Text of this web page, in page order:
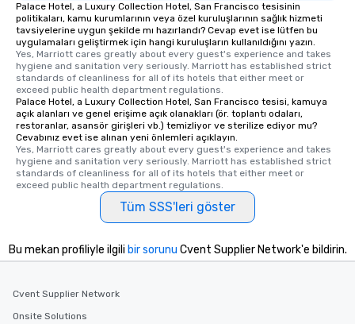
several renowned
convenient outing,
and your guests
discovered otherwise
at a typical corporate
in the city and dive
cuisines and dishes.
selected dishes are
high standards to
delight any palate. Tours Available
from Day to Night
business hours or
after work, we can
Palace Hotel, a Luxury Collection Hotel, San Francisco tesisinin
politikaları, kamu kurumlarının veya özel kuruluşlarının sağlık hizmeti
tavsiyelerine uygun şekilde mı hazırlandı? Cevap evet ise lütfen bu
uygulamaları geliştirmek için hangi kuruluşların kullanıldığını yazın.
Yes, Marriott cares greatly about every guest's experience and takes
hygiene and sanitation very seriously. Marriott has established strict
standards of cleanliness for all of its hotels that either meet or
exceed public health department regulations.
Palace Hotel, a Luxury Collection Hotel, San Francisco tesisi, kamuya
açık alanları ve genel erişime açık olanakları (ör. toplantı odaları,
restoranlar, asansör girişleri vb.) temizliyor ve sterilize ediyor mu?
Cevabınız evet ise alınan yeni önlemleri açıklayın.
Yes, Marriott cares greatly about every guest's experience and takes
hygiene and sanitation very seriously. Marriott has established strict
standards of cleanliness for all of its hotels that either meet or
exceed public health department regulations.
Tüm SSS'leri göster
Bu mekan profiliyle ilgili bir sorunu Cvent Supplier Network'e bildirin.
Cvent Supplier Network
Onsite Solutions